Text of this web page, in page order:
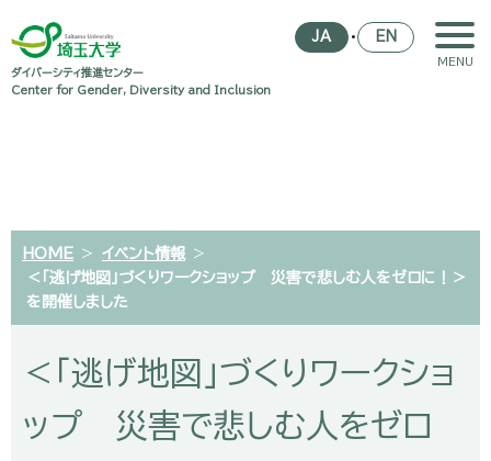
ダイバーシティ推進センター
Center for Gender, Diversity and Inclusion
JA ・ EN
HOME > イベント情報 >
＜「逃げ地図」づくりワークショップ 災害で悲しむ人をゼロに！＞
を開催しました
＜「逃げ地図」づくりワークショ
ップ 災害で悲しむ人をゼロ